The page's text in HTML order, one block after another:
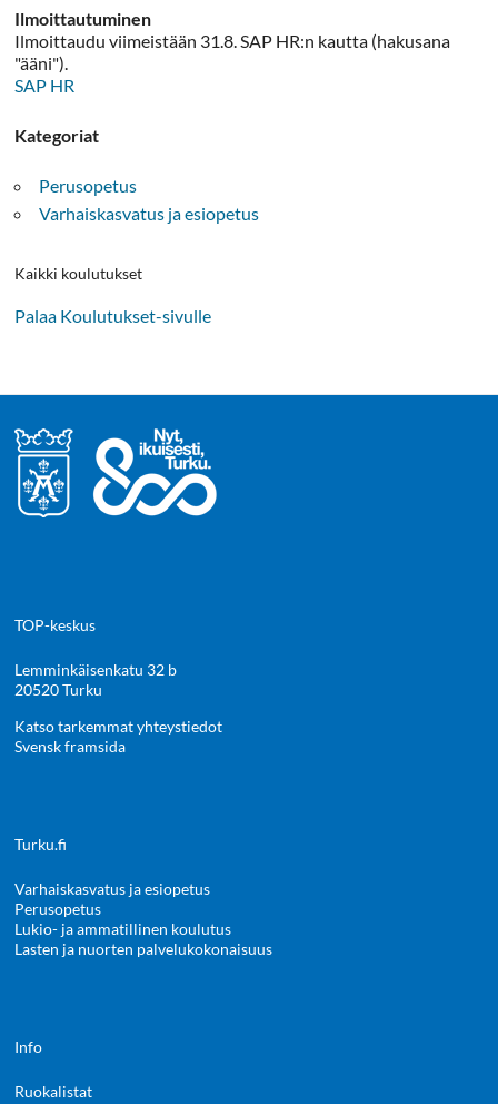
Ilmoittautuminen
Ilmoittaudu viimeistään 31.8. SAP HR:n kautta (hakusana
"ääni").
SAP HR
Kategoriat
Perusopetus
Varhaiskasvatus ja esiopetus
Kaikki koulutukset
Palaa Koulutukset-sivulle
TOP-keskus
Lemminkäisenkatu 32 b
20520 Turku
Katso tarkemmat yhteystiedot
Svensk framsida
Turku.fi
Varhaiskasvatus ja esiopetus
Perusopetus
Lukio- ja ammatillinen koulutus
Lasten ja nuorten palvelukokonaisuus
Info
Ruokalistat